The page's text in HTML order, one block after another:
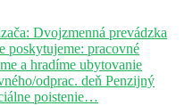
Dvojzmenná prevádzka
poskytujeme: pracovné
a hradíme ubytovanie
odprac. deň Penzijný
poistenie…